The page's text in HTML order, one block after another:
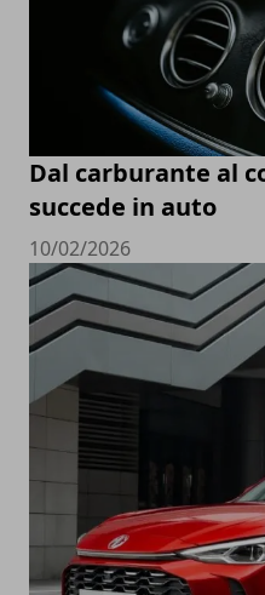
Dal carburante al
succede in auto
10/02/2026